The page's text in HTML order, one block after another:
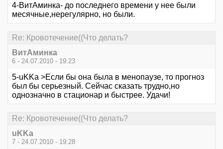
4-ВитАминка- до последнего времени у нее были
месячные,нерегулярно, но были.
Re: Кровотечение((Что делать?
ВитАминка
6 - 24.07.2010 - 19:23
5-uKKa >Если бы она была в менопаузе, то прогноз
был бы серьезный. Сейчас сказать трудно,но
однозначно в стационар и быстрее. Удачи!
Re: Кровотечение((Что делать?
uKKa
7 - 24.07.2010 - 19:28